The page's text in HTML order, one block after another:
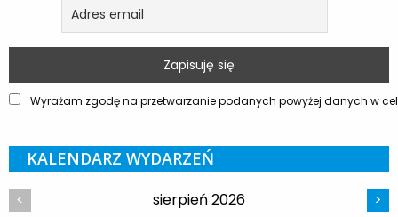
Wyrażam zgodę na przetwarzanie podanych powyżej danych w
KALENDARZ WYDARZEŃ
< sierpień 2026 >